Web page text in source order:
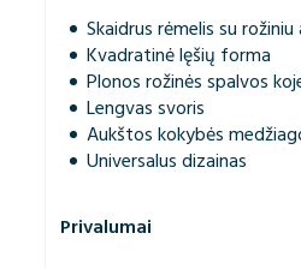
Skaidrus rėmelis su
Kvadratinė lęšių forma
Plonos rožinės spalvos
Lengvas svoris
Aukštos kokybės
Universalus dizainas
Privalumai